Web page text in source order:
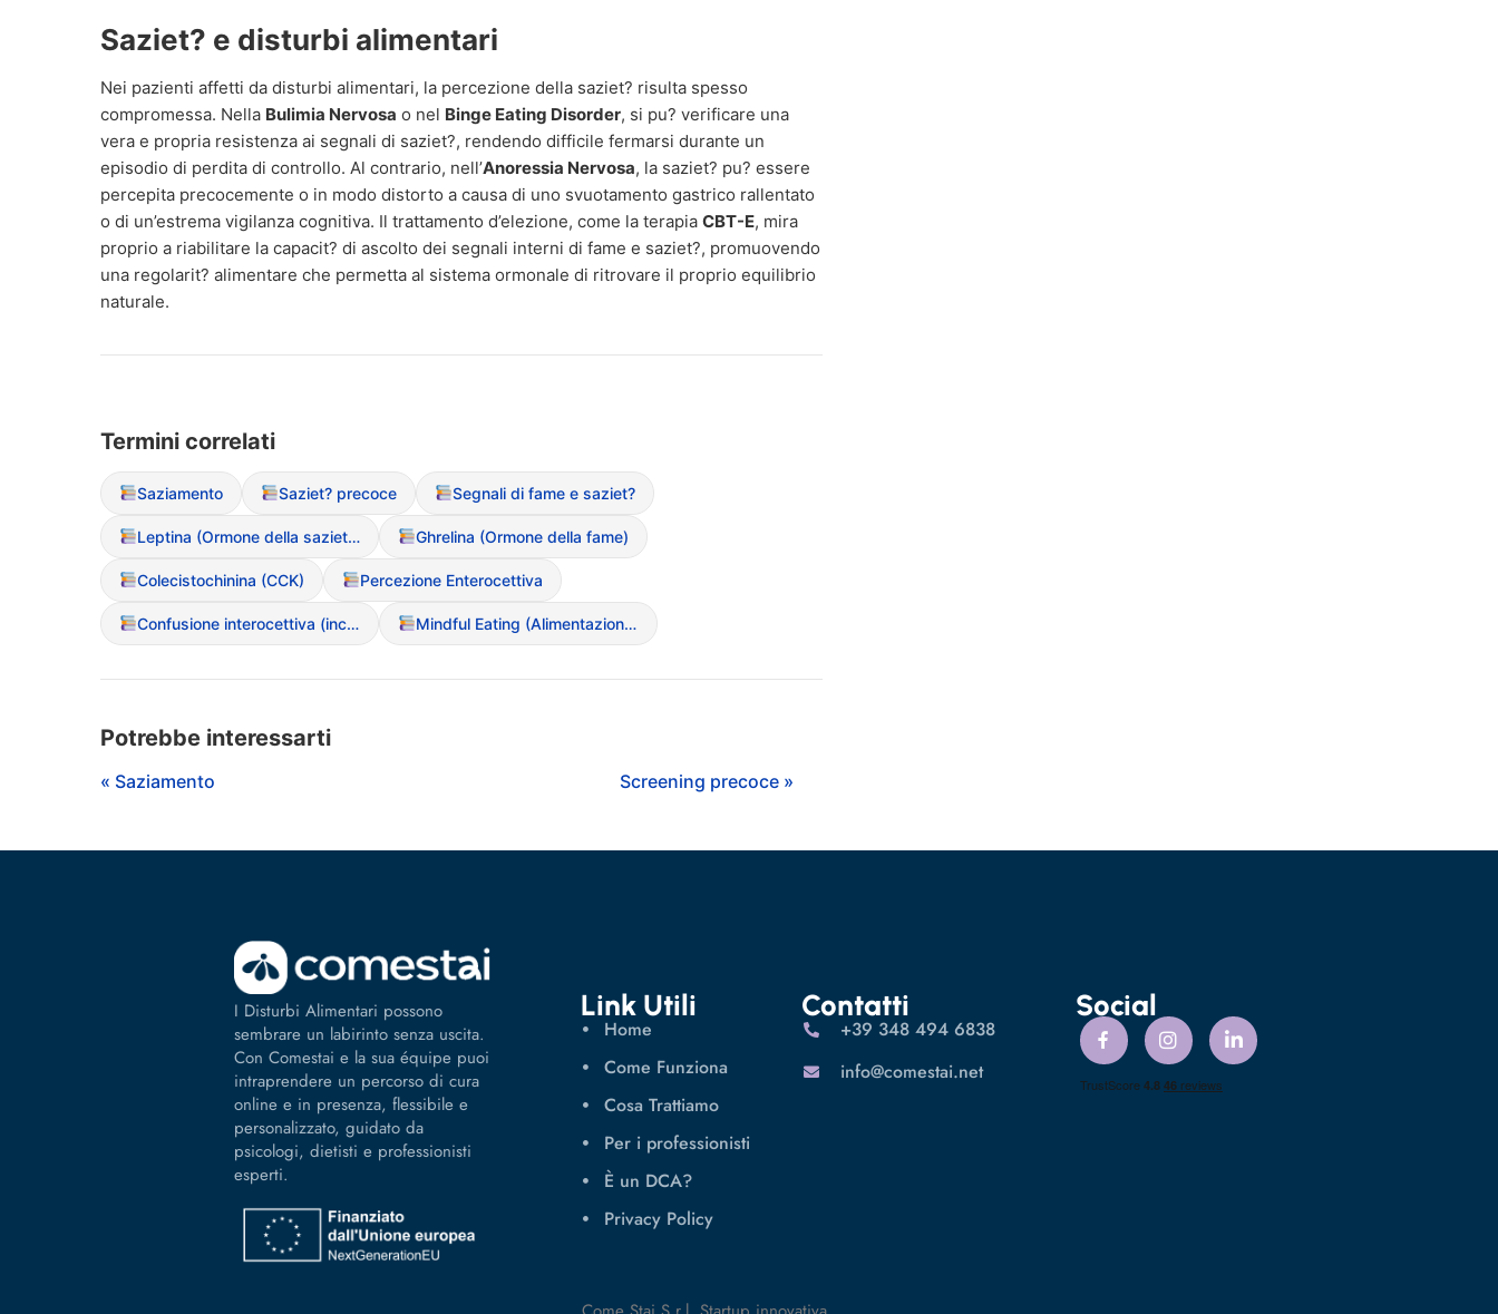
Saziet? e disturbi alimentari
Nei pazienti affetti da disturbi alimentari, la percezione della saziet? risulta spesso
compromessa. Nella Bulimia Nervosa o nel Binge Eating Disorder, si pu? verificare una
vera e propria resistenza ai segnali di saziet?, rendendo difficile fermarsi durante un
episodio di perdita di controllo. Al contrario, nell’Anoressia Nervosa, la saziet? pu? essere
percepita precocemente o in modo distorto a causa di uno svuotamento gastrico rallentato
o di un’estrema vigilanza cognitiva. Il trattamento d’elezione, come la terapia CBT-E, mira
proprio a riabilitare la capacit? di ascolto dei segnali interni di fame e saziet?, promuovendo
una regolarit? alimentare che permetta al sistema ormonale di ritrovare il proprio equilibrio
naturale.
Termini correlati
Saziamento Saziet? precoce Segnali di fame e saziet?
Leptina (Ormone della saziet?) Ghrelina (Ormone della fame)
Colecistochinina (CCK) Percezione Enterocettiva
Confusione interocettiva (incapacit? di sentire fame/saziet?) Mindful Eating (Alimentazione consapevole)
Potrebbe interessarti
« Saziamento Screening precoce »
I Disturbi Alimentari possono
sembrare un labirinto senza uscita.
Con Comestai e la sua équipe puoi
intraprendere un percorso di cura
online e in presenza, flessibile e
personalizzato, guidato da
psicologi, dietisti e professionisti
esperti.
Link Utili
Home
Come Funziona
Cosa Trattiamo
Per i professionisti
È un DCA?
Privacy Policy
Contatti
‪+39 348 494 6838
info@comestai.net
Social